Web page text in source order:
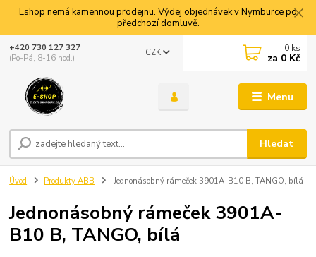
Eshop nemá kamennou prodejnu. Výdej objednávek v Nymburce po
předchozí domluvě.
Menu
CZK
Hledat
+420 730 127 327
(Po-Pá, 8-16 hod.)
0 ks
za 0 Kč
Úvod Produkty ABB Jednonásobný rámeček 3901A-B10 B, TANGO, bílá
Jednonásobný rámeček 3901A-
B10 B, TANGO, bílá